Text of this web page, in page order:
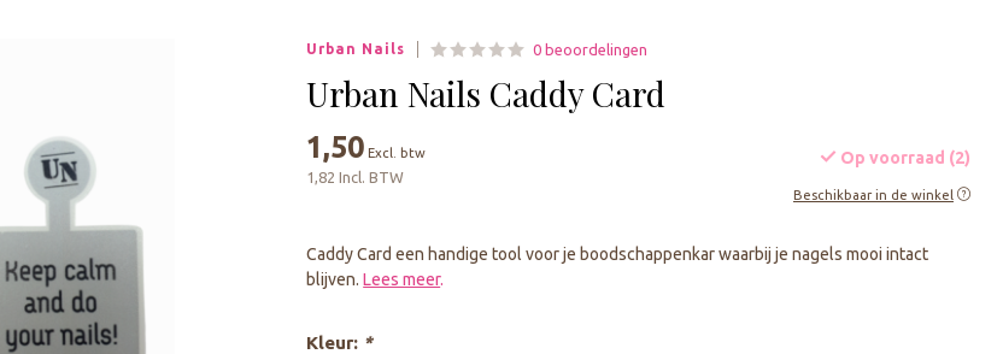
met
aanraaktoetsen
werkt,
kunt
touch-
en
swipetekens
Urban Nails 0 beoordelingen
Urban Nails Caddy Card
1,50 Excl. btw
1,82 Incl. BTW
Op voorraad (2)
Beschikbaar in de winkel
Caddy Card een handige tool voor je boodschappenkar waarbij je nagels mooi intact
blijven.Lees meer.
Kleur: *